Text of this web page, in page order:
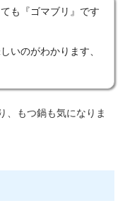
も『ゴマブリ』です
いのがわかります、
、もつ鍋も気になりま